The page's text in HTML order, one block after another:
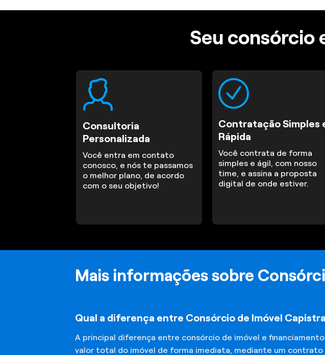
Seu consórcio
Consultoria
Personalizada
Você entra em contato
conosco, e nós te passamos
o melhor plano, de acordo
com o seu objetivo!
Contratação Simples
Rápida
Você contrata de forma
simples e ágil, com nosso
time, e assina a proposta
digital de onde estiver.
Mais informações sobre
Qual a diferença entre Consórcio de Imóvel
A principal diferença entre consórcio de imóvel e
valor total do imóvel de forma imediata, mediante um contrato